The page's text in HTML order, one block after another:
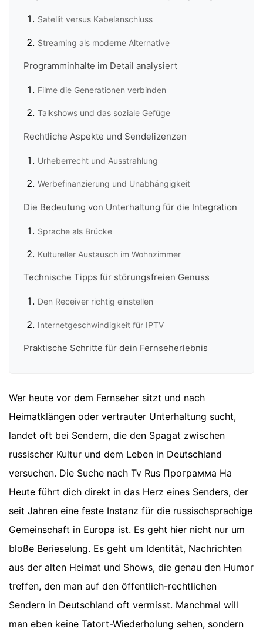
Satellit versus Kabelanschluss
Streaming als moderne Alternative
Programminhalte im Detail analysiert
Filme die Generationen verbinden
Talkshows und das soziale Gefüge
Rechtliche Aspekte und Sendelizenzen
Urheberrecht und Ausstrahlung
Werbefinanzierung und Unabhängigkeit
Die Bedeutung von Unterhaltung für die Integration
Sprache als Brücke
Kultureller Austausch im Wohnzimmer
Technische Tipps für störungsfreien Genuss
Den Receiver richtig einstellen
Internetgeschwindigkeit für IPTV
Praktische Schritte für dein Fernseherlebnis
Wer heute vor dem Fernseher sitzt und nach
Heimatklängen oder vertrauter Unterhaltung sucht,
landet oft bei Sendern, die den Spagat zwischen
russischer Kultur und dem Leben in Deutschland
versuchen. Die Suche nach Tv Rus Программа На
Heute führt dich direkt in das Herz eines Senders, der
seit Jahren eine feste Instanz für die russischsprachige
Gemeinschaft in Europa ist. Es geht hier nicht nur um
bloße Berieselung. Es geht um Identität, Nachrichten
aus der alten Heimat und Shows, die genau den Humor
treffen, den man auf den öffentlich-rechtlichen
Sendern in Deutschland oft vermisst. Manchmal will
man eben keine Tatort-Wiederholung sehen, sondern